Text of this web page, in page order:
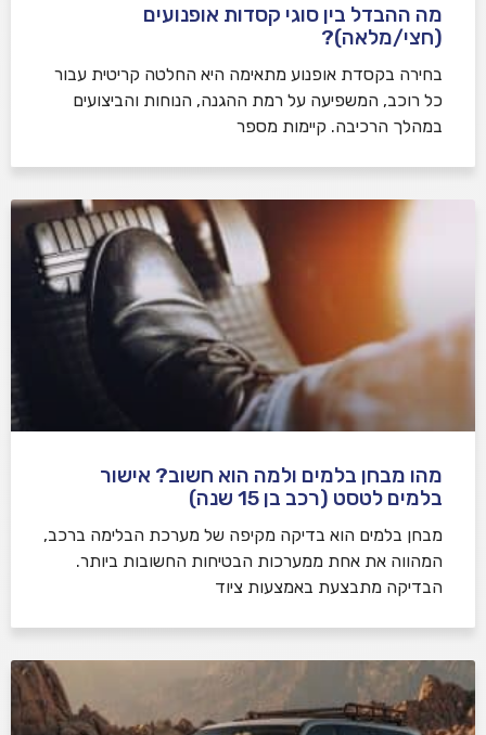
מה ההבדל בין סוגי קסדות אופנועים
(חצי/מלאה)?
בחירה בקסדת אופנוע מתאימה היא החלטה קריטית עבור
כל רוכב, המשפיעה על רמת ההגנה, הנוחות והביצועים
במהלך הרכיבה. קיימות מספר
מהו מבחן בלמים ולמה הוא חשוב? אישור
בלמים לטסט (רכב בן 15 שנה)
מבחן בלמים הוא בדיקה מקיפה של מערכת הבלימה ברכב,
המהווה את אחת ממערכות הבטיחות החשובות ביותר.
הבדיקה מתבצעת באמצעות ציוד